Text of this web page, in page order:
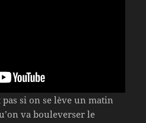
si on se lève un matin
va bouleverser le